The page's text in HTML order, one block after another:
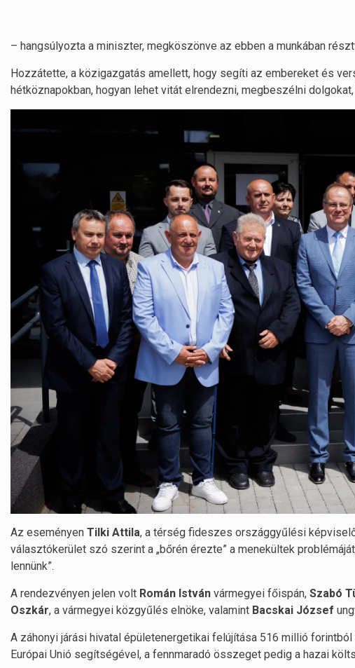
– hangsúlyozta a miniszter, megköszönve az ebben a munkában
Hozzátette, a közigazgatás amellett, hogy segíti az embereket és
hétköznapokban, hogyan lehet vitát elrendezni, megbeszélni
Az eseményen Tilki Attila, a térség fideszes országgyűlési
választókerület szó szerint a „bőrén érezte” a menekültek
lennünk”.
A rendezvényen jelen volt Román István vármegyei főispán, Szabó
Oszkár, a vármegyei közgyűlés elnöke, valamint Bacskai József
A záhonyi járási hivatal épületenergetikai felújítása 516 millió
Európai Unió segítségével, a fennmaradó összeget pedig a hazai